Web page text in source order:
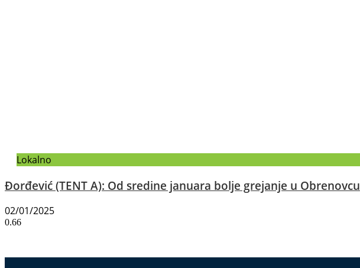
Lokalno
Đorđević (TENT A): Od sredine januara bolje grejanje u Obrenovcu
02/01/2025